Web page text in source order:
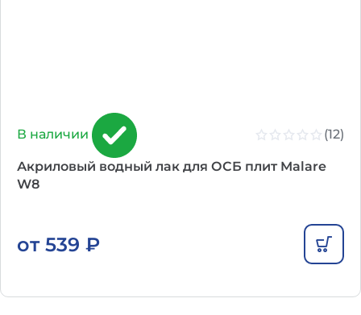
В наличии (12)
Акриловый водный лак для ОСБ плит Malare
W8
от 539 ₽